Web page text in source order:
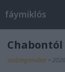
fáymiklós
stolzingimalter •